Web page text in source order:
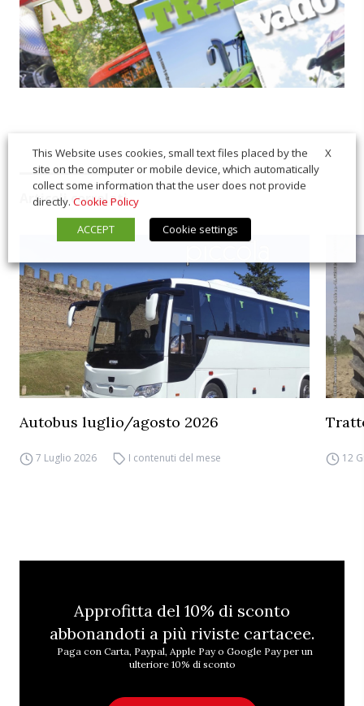
Articoli correlati
Autobus luglio/agosto 2026
7 Luglio 2026 I contenuti del mese 12
Approfitta del 10% di sconto
abbonandoti a più riviste cartacee.
Paga con Carta, Paypal, Apple Pay o Google Pay per un
ulteriore 10% di sconto
X
This Website uses cookies, small text files placed by the
site on the computer or mobile device, which automatically
collect some information that the user does not provide
directly. Cookie Policy
ACCEPT
Cookie settings